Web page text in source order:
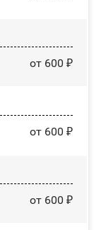
от 600 ₽
от 600 ₽
от 600 ₽